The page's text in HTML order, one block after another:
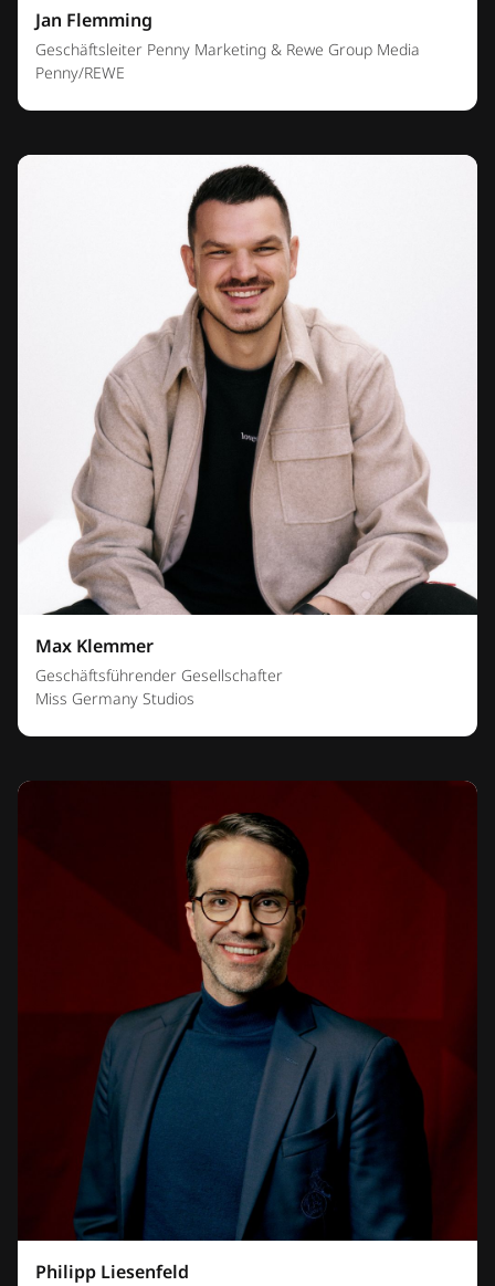
Jan Flemming
Geschäftsleiter Penny Marketing & Rewe Group Media
Penny/REWE
Max Klemmer
Geschäftsführender Gesellschafter
Miss Germany Studios
Philipp Liesenfeld